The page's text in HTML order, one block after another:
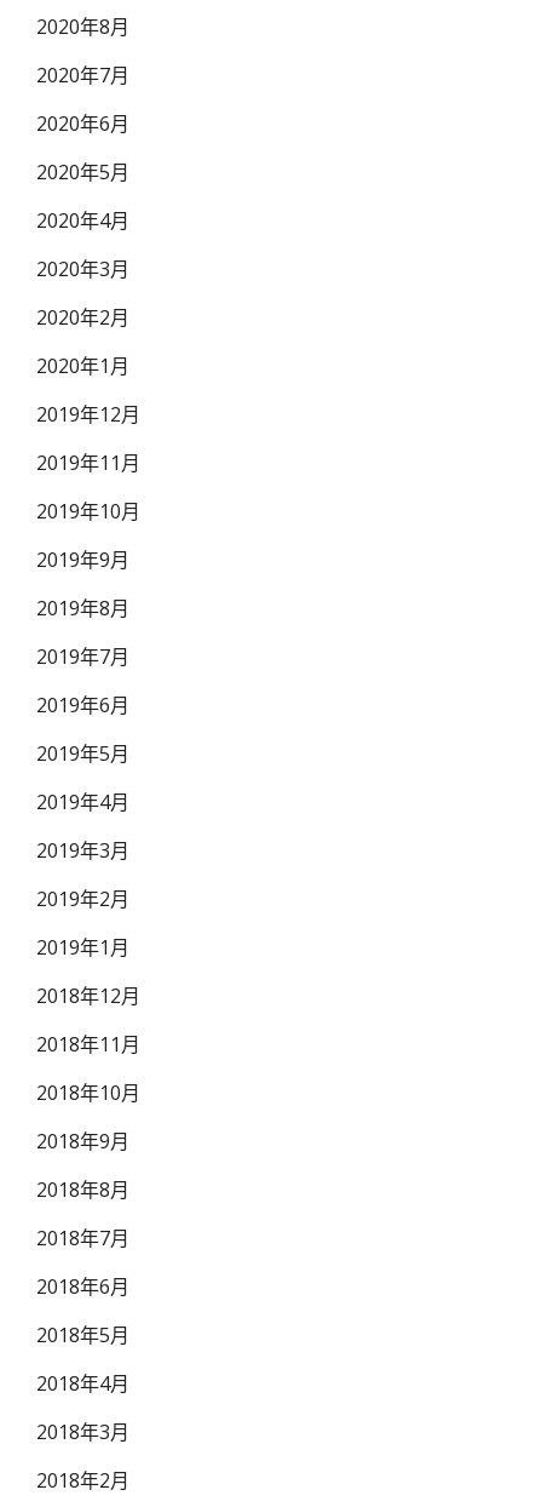
2020年8月
2020年7月
2020年6月
2020年5月
2020年4月
2020年3月
2020年2月
2020年1月
2019年12月
2019年11月
2019年10月
2019年9月
2019年8月
2019年7月
2019年6月
2019年5月
2019年4月
2019年3月
2019年2月
2019年1月
2018年12月
2018年11月
2018年10月
2018年9月
2018年8月
2018年7月
2018年6月
2018年5月
2018年4月
2018年3月
2018年2月